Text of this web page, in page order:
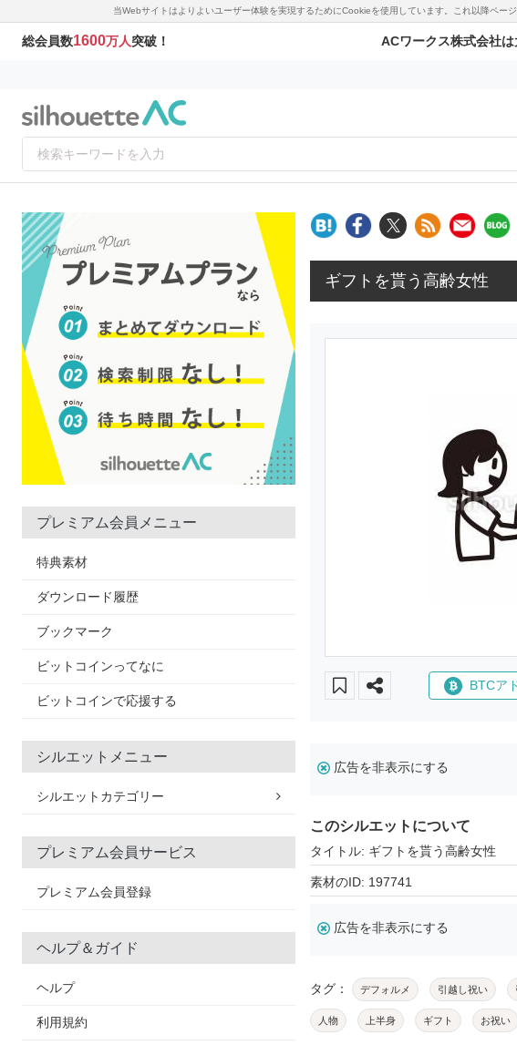
当Webサイトはよりよいユーザー体験を実現するためにCookieを使用しています。これ以降ペ
総会員数1600万人突破！ ACワークス株式会社
プレミアム会員メニュー
特典素材
ダウンロード履歴
ブックマーク
ビットコインってなに
ビットコインで応援する
シルエットメニュー
シルエットカテゴリー
プレミアム会員サービス
プレミアム会員登録
ヘルプ＆ガイド
ヘルプ
利用規約
ギフトを貰う高齢女性
BTCア
広告を非表示にする
このシルエットについて
タイトル: ギフトを貰う高齢女性
素材のID: 197741
広告を非表示にする
タグ： デフォルメ 引越し祝い
人物 上半身 ギフト お祝い